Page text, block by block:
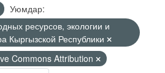
Уюмдар:
ресурсов, экологии и
Кыргызской Республики
Commons Attribution